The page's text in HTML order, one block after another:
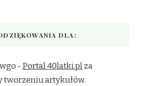
DLA:
- Portal 40latki.plza
tworzeniu artykułów.